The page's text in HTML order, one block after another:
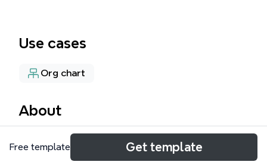
Use cases
Org chart
About
Die 'Electrade Start' Mindmap ist ein Navigations-
und Inhaltsverzeichnis für den Elektronikdistributor
Free template Get template